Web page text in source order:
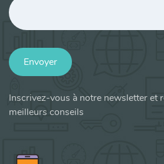
Envoyer
Inscrivez-vous à notre newsletter et
meilleurs conseils